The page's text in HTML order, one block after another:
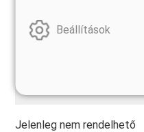
informal pools; raised
wall fountains; streams
gardens. Heavily
Water
for any gardener
Jelenleg nem rendelhető
Beállítások